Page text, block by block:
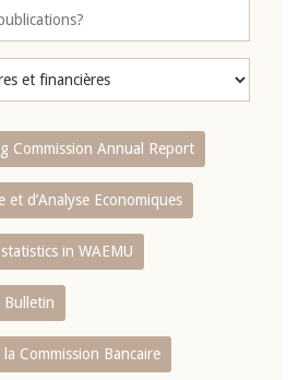
Commission Annual Report
et d’Analyse Economiques
in WAEMU
Bulletin
Commission Bancaire